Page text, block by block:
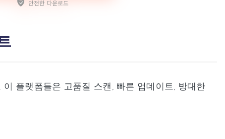
플랫폼들은 고품질 스캔, 빠른 업데이트, 방대한